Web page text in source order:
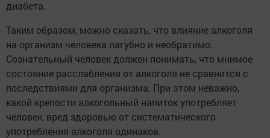
диабета.
Таким образом, можно сказать, что влияние алкоголя
на организм человека пагубно и необратимо.
Сознательный человек должен понимать, что мнимое
состояние расслабления от алкоголя не сравнится с
последствиями для организма. При этом неважно,
какой крепости алкогольный напиток употребляет
человек, вред здоровью от систематического
употребления алкоголя одинаков.